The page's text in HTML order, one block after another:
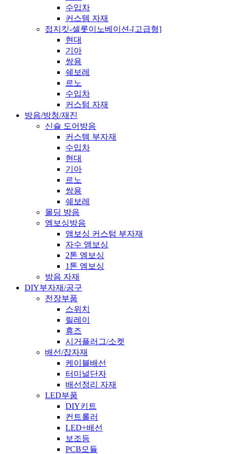
수입차
커스템 자재
접지킷-셀롯이노베이션-[고급형]
현대
기아
쌍용
쉐보레
르노
수입차
커스텀 자재
방음/방청/재진
신슐 도어방음
커스템 부자재
수입차
현대
기아
르노
쌍용
쉐보레
몰딩 방음
엠보싱방음
앰보싱 커스텀 부자재
자수 앰보싱
2톤 엠보싱
1톤 엠보싱
방음 자재
DIY부자재/공구
전장부품
스위치
릴레이
휴즈
시거플러그/소켓
배선/잡자재
케이블배선
터미널단자
배선정리 자재
LED부품
DIY키트
컨트롤러
LED+배선
보조등
PCB모듈